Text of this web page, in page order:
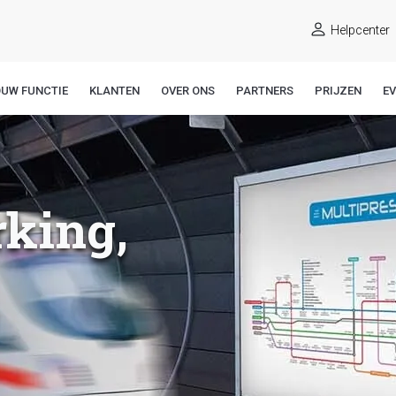
Helpcenter
FUNCTIE KLANTEN OVER ONS PARTNERS PRIJZEN